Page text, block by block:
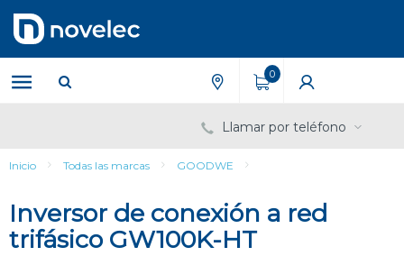
contenido
menú
de
navegación
0
Llamar por teléfono
Inicio Todas las marcas GOODWE
Inversor de conexión a red
trifásico GW100K-HT